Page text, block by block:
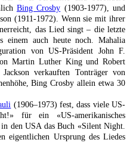
Bing Crosby (1903-1977), und
(1911-1972). Wenn sie mit ihrer
das Lied singt – die letzte
einem auch heute noch. Mahalia
von US-Präsident John F.
Martin Luther King und Robert
verkauften Tonträger von
Bing Crosby allein etwa 30
(1906–1973) fest, dass viele US-
für ein «US-amerikanisches
den USA das Buch «Silent Night.
eigentlichen Ursprung des Liedes